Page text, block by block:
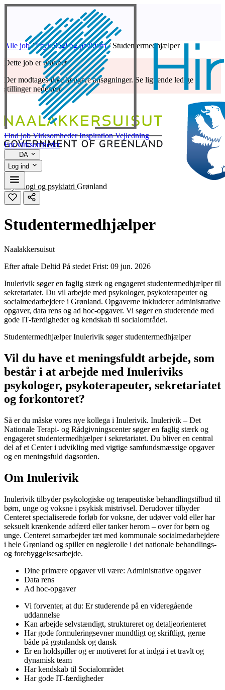
Find job Virksomheder Inspiration Vejledning
For virksomheder
DA
Log ind
Alle job / Psykologi og psykiatri / Studentermedhjælper
Dette job er udløbet
Der modtages ikke længere ansøgninger. Se lignende ledige
stillinger nedenfor.
Psykologi og psykiatri Grønland
Studentermedhjælper
Naalakkersuisut
Efter aftale Deltid På stedet Frist: 09 jun. 2026
Inulerivik søger en faglig stærk og engageret studentermedhjælper til
sekretariatet. Du vil arbejde med psykologer, psykoterapeuter og
socialmedarbejdere i Grønland. Opgaverne inkluderer administrative
opgaver, data rens og ad hoc-opgaver. Vi søger en studerende med
gode IT-færdigheder og kendskab til socialområdet.
Studentermedhjælper Inulerivik søger studentermedhjælper
Vil du have et meningsfuldt arbejde, som
består i at arbejde med Inuleriviks
psykologer, psykoterapeuter, sekretariatet
og forkontoret?
Så er du måske vores nye kollega i Inulerivik. Inulerivik – Det
Nationale Terapi- og Rådgivningscenter søger en faglig stærk og
engageret studentermedhjælper i sekretariatet. Du bliver en central
del af et Center i udvikling med vigtige samfundsmæssige opgaver
og en meningsfuld dagsorden.
Om Inulerivik
Inulerivik tilbyder psykologiske og terapeutiske behandlingstilbud til
børn, unge og voksne i psykisk mistrivsel. Derudover tilbyder
Centeret specialiserede forløb for voksne, der udøver vold eller har
seksuelt krænkende adfærd eller tanker herom – over for børn og
unge. Centeret samarbejder tæt med kommunale socialmedarbejdere
i hele Grønland og spiller en nøglerolle i det nationale behandlings-
og forebyggelsesarbejde.
Dine primære opgaver vil være: Administrative opgaver
Data rens
Ad hoc-opgaver
Vi forventer, at du: Er studerende på en videregående
uddannelse
Kan arbejde selvstændigt, struktureret og detaljeorienteret
Har gode formuleringsevner mundtligt og skriftligt, gerne
både på grønlandsk og dansk
Er en holdspiller og er motiveret for at indgå i et travlt og
dynamisk team
Har kendskab til Socialområdet
Har gode IT-færdigheder